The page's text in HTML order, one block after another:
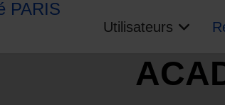
Utilisateurs